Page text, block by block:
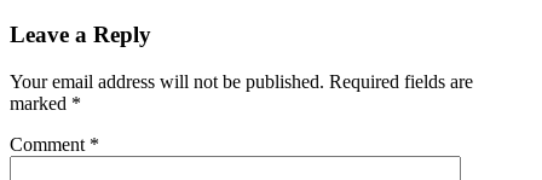
Leave a Reply
Your email address will not be published. Required fields are
marked *
Comment *